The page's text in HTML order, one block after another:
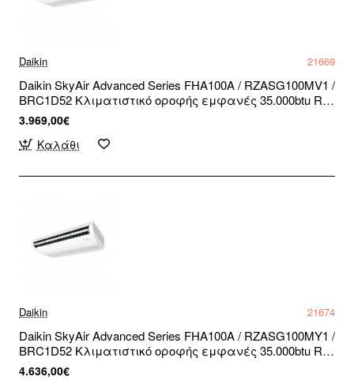
Daikin 21669
Daikin SkyAir Advanced Series FHA100A / RZASG100MV1 /
BRC1D52 Κλιματιστικό οροφής εμφανές 35.000btu R32
Inverter μονοφασικό (3 άτοκες δόσεις)
3.969,00€
Καλάθι
Daikin 21674
Daikin SkyAir Advanced Series FHA100A / RZASG100MY1 /
BRC1D52 Κλιματιστικό οροφής εμφανές 35.000btu R32
Inverter Τριφασικό (3 άτοκες δόσεις)
4.636,00€